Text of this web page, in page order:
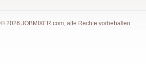
© 2026 JOBMIXER.com, alle Rechte vorbehalten